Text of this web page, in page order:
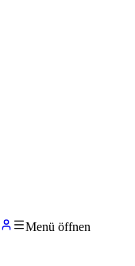
Menü öffnen